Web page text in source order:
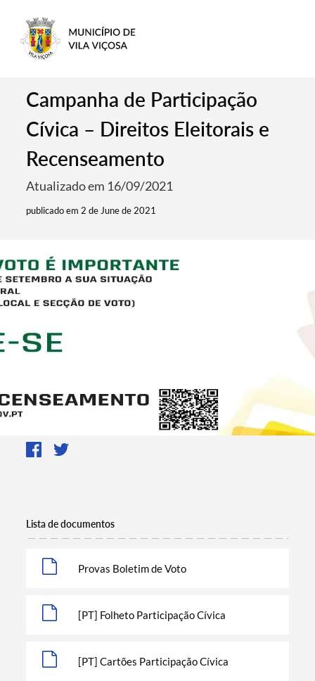
Campanha de Participação
Cívica – Direitos Eleitorais e
Recenseamento
Atualizado em 16/09/2021
publicado em 2 de June de 2021
Lista de documentos
Provas Boletim de Voto
[PT] Folheto Participação Cívica
[PT] Cartões Participação Cívica